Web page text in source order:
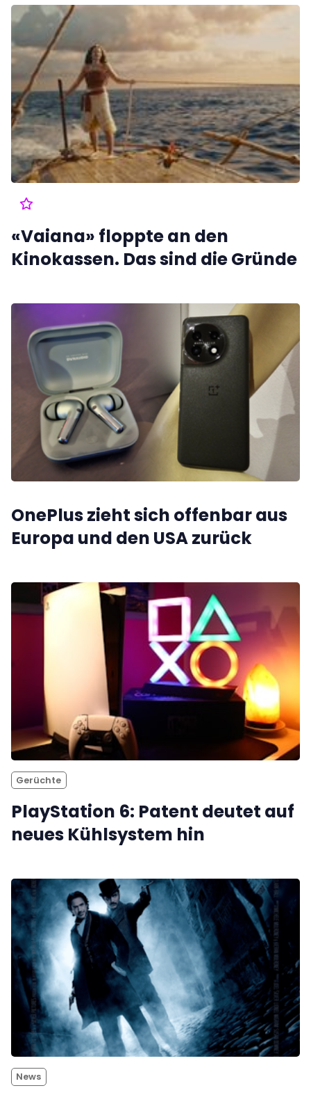
«Vaiana» floppte an den
Kinokassen. Das sind die Gründe
OnePlus zieht sich offenbar aus
Europa und den USA zurück
Gerüchte
PlayStation 6: Patent deutet auf
neues Kühlsystem hin
News